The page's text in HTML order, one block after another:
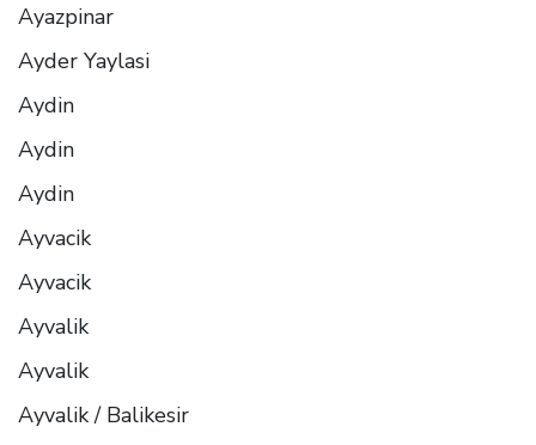
Ayazpinar
Ayder Yaylasi
Aydin
Aydin
Aydin
Ayvacik
Ayvacik
Ayvalik
Ayvalik
Ayvalik / Balikesir